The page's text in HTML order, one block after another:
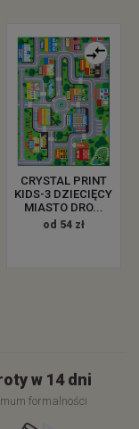
CRYSTAL PRINT
KIDS-3 DZIECIĘCY
MIASTO DRO...
od 54 zł
w 14 dni
formalności